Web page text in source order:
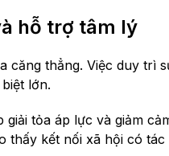
hỗ trợ tâm lý
thẳng. Việc duy trì
lớn.
tỏa áp lực và giảm
thấy kết nối xã hội có